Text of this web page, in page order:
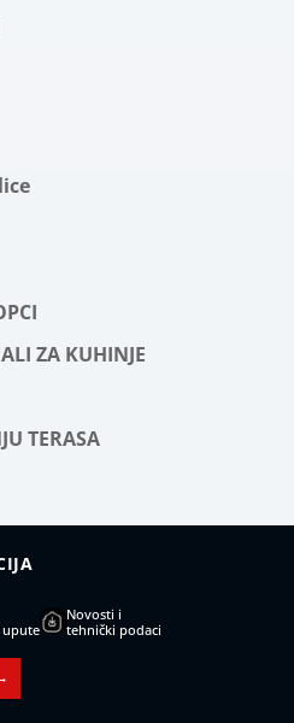
ZA KUHINJE
TERASA
upute
Novosti i
tehnički podaci